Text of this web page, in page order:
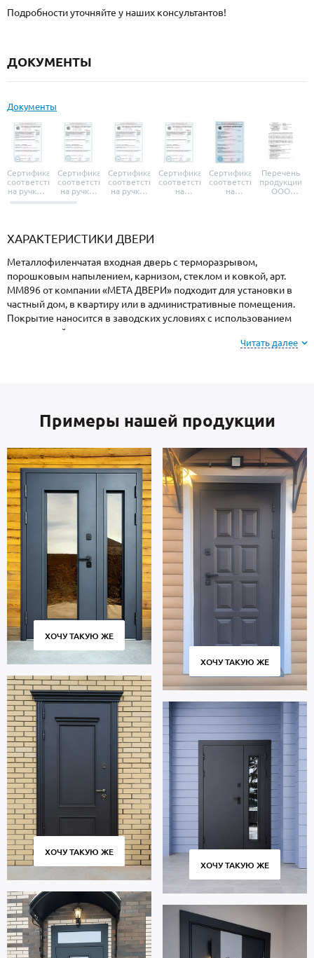
Подробности уточняйте у наших консультантов!
ДОКУМЕНТЫ
Документы
Сертификат
соответствия
на ручки и
броненакладки
Сертификат
соответствия
на ручки-
защелки
Сертификат
соответствия
на ручки-
Сертификат
соответствия
на
Сертификат
соответствия
на
Перечень
продукции
ООО
ХАРАКТЕРИСТИКИ ДВЕРИ
Металлофиленчатая входная дверь с терморазрывом,
порошковым напылением, карнизом, стеклом и ковкой, арт.
ММ896 от компании «МЕТА ДВЕРИ» подходит для установки в
частный дом, в квартиру или в административные помещения.
Покрытие наносится в заводских условиях с использованием
специальной термопечи, поэтому поверхность имеет
повышенную устойчивость к сколам и царапинам, перепадам
фактурупорошкового покрытия из вариантов,
мастера по замерам.
В основе двери — стальные листы и многоконтурный профиль
металлопрокат производства Россия, толщиной 2 мм. Отделка
внутренней стороны двери: МДФ. Дверь укомплектована
взломостойкими замками.
В полости створки имеется теплоизоляция минплита.
Уплотнители по периметру проема: 3 контура для
дополнительной звукоизоляции.
Термодверь с ковкой предназначена для многолетней
эксплуатации и сохраняет работоспособность множества циклов
открывания и закрывания. Современное оборудование,
постоянный контроль качества на всех этапах производства
гарантируют плотное прилегание створки к коробке без зазоров
и сквозняков.
Цена указана за базовый размер 2000х800 мм. Гарантия 5 лет.
Позвоните в отдел продаж или оставьте заявку на сайте, чтобы
купить дверь по вашим размерам. Бесплатный замер.
Изготовление от 2 дн. Доставка по Москве и Московской
области, установка «под ключ».
Читать далее
Примеры нашей продукции
ХОЧУ ТАКУЮ ЖЕ
ХОЧУ ТАКУЮ ЖЕ
ХОЧУ ТАКУЮ ЖЕ
ХОЧУ ТАКУЮ ЖЕ